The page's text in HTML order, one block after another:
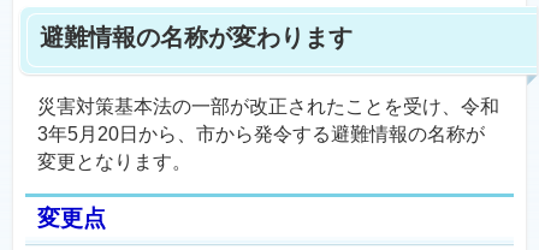
避難情報の名称が変わります
災害対策基本法の一部が改正されたことを受け、令和
3年5月20日から、市から発令する避難情報の名称が
変更となります。
変更点